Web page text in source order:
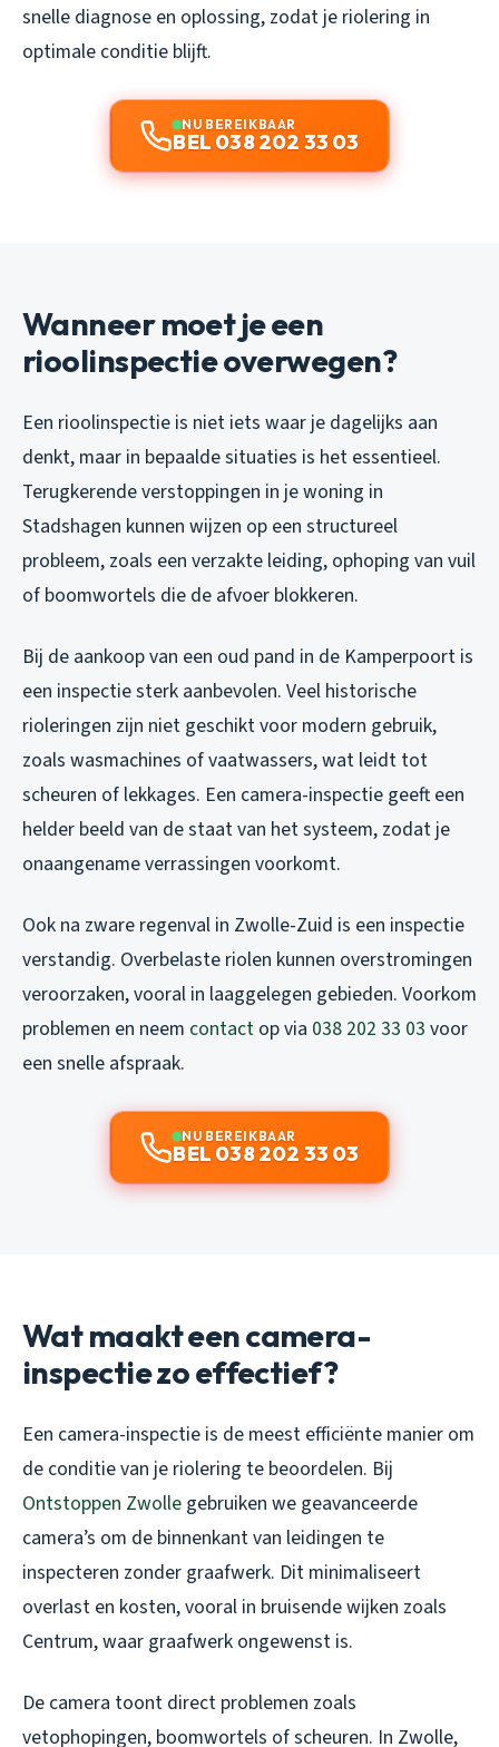
snelle diagnose en oplossing, zodat je riolering in
optimale conditie blijft.
NU BEREIKBAAR
BEL 038 202 33 03
Wanneer moet je een
rioolinspectie overwegen?
Een rioolinspectie is niet iets waar je dagelijks aan
denkt, maar in bepaalde situaties is het essentieel.
Terugkerende verstoppingen in je woning in
Stadshagen kunnen wijzen op een structureel
probleem, zoals een verzakte leiding, ophoping van vuil
of boomwortels die de afvoer blokkeren.
Bij de aankoop van een oud pand in de Kamperpoort is
een inspectie sterk aanbevolen. Veel historische
rioleringen zijn niet geschikt voor modern gebruik,
zoals wasmachines of vaatwassers, wat leidt tot
scheuren of lekkages. Een camera-inspectie geeft een
helder beeld van de staat van het systeem, zodat je
onaangename verrassingen voorkomt.
Ook na zware regenval in Zwolle-Zuid is een inspectie
verstandig. Overbelaste riolen kunnen overstromingen
veroorzaken, vooral in laaggelegen gebieden. Voorkom
problemen en neem contact op via 038 202 33 03 voor
een snelle afspraak.
NU BEREIKBAAR
BEL 038 202 33 03
Wat maakt een camera-
inspectie zo effectief?
Een camera-inspectie is de meest efficiënte manier om
de conditie van je riolering te beoordelen. Bij
Ontstoppen Zwolle gebruiken we geavanceerde
camera’s om de binnenkant van leidingen te
inspecteren zonder graafwerk. Dit minimaliseert
overlast en kosten, vooral in bruisende wijken zoals
Centrum, waar graafwerk ongewenst is.
De camera toont direct problemen zoals
vetophopingen, boomwortels of scheuren. In Zwolle,